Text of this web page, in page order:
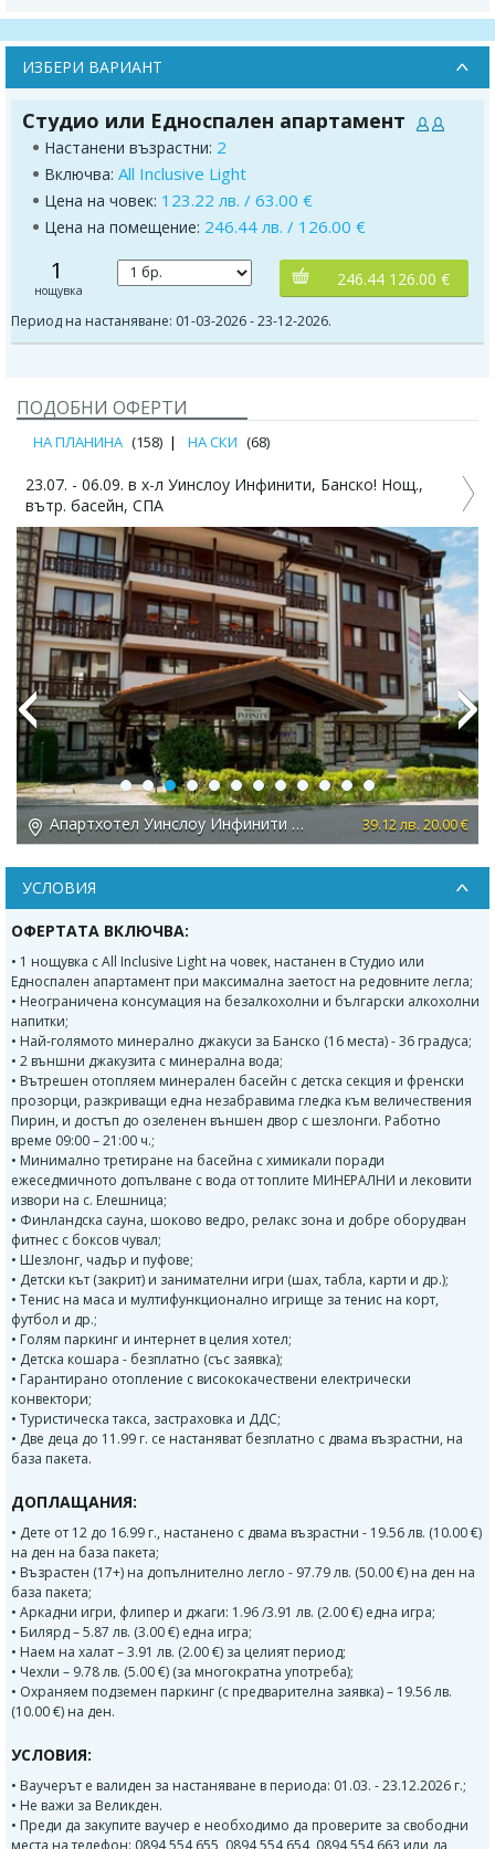
ИЗБЕРИ ВАРИАНТ
Студио или Едноспален апартамент
Настанени възрастни: 2
Включва: All Inclusive Light
Цена на човек: 123.22 лв. / 63.00 €
Цена на помещение: 246.44 лв. / 126.00 €
1
нощувка
246.44 126.00 €
Период на настаняване: 01-03-2026 - 23-12-2026.
ПОДОБНИ ОФЕРТИ
НА ПЛАНИНА (158) НА СКИ (68)
Нощ.,
39.12 лв. 20.00 €
02.08–31.08 в Премиер Лъкшъри Маунтин
Банско: закуска, вечеря, басейни с бар, СПА
Премиер Лъкшъри Маунтин Ризорт 5*, Банско
Previous Next
УСЛОВИЯ
ОФЕРТАТА ВКЛЮЧВА:
• 1 нощувка с All Inclusive Light на човек, настанен в Студио или
Едноспален апартамент при максимална заетост на редовните легла;
• Неограничена консумация на безалкохолни и български алкохолни
напитки;
• Най-голямото минерално джакуси за Банско (16 места) - 36 градуса;
• 2 външни джакузита с минерална вода;
• Вътрешен отопляем минерален басейн с детска секция и френски
прозорци, разкриващи една незабравима гледка към величествения
Пирин, и достъп до озеленен външен двор с шезлонги. Работно
време 09:00 – 21:00 ч.;
• Минимално третиране на басейна с химикали поради
ежеседмичното допълване с вода от топлите МИНЕРАЛНИ и лековити
извори на с. Елешница;
• Финландска сауна, шоково ведро, релакс зона и добре оборудван
фитнес с боксов чувал;
• Шезлонг, чадър и пуфове;
• Детски кът (закрит) и занимателни игри (шах, табла, карти и др.);
• Тенис на маса и мултифункционално игрище за тенис на корт,
футбол и др.;
• Голям паркинг и интернет в целия хотел;
• Детска кошара - безплатно (със заявка);
• Гарантирано отопление с висококачествени електрически
конвектори;
• Туристическа такса, застраховка и ДДС;
• Две деца до 11.99 г. се настаняват безплатно с двама възрастни, на
база пакета.
ДОПЛАЩАНИЯ:
• Дете от 12 до 16.99 г., настанено с двама възрастни - 19.56 лв. (10.00 €)
на ден на база пакета;
• Възрастен (17+) на допълнително легло - 97.79 лв. (50.00 €) на ден на
база пакета;
• Аркадни игри, флипер и джаги: 1.96 /3.91 лв. (2.00 €) една игра;
• Билярд – 5.87 лв. (3.00 €) една игра;
• Наем на халат – 3.91 лв. (2.00 €) за целият период;
• Чехли – 9.78 лв. (5.00 €) (за многократна употреба);
• Охраняем подземен паркинг (с предварителна заявка) – 19.56 лв.
(10.00 €) на ден.
УСЛОВИЯ:
• Ваучерът е валиден за настаняване в периода: 01.03. - 23.12.2026 г.;
• Не важи за Великден.
• Преди да закупите ваучер е необходимо да проверите за свободни
места на телефон: 0894 554 655, 0894 554 654, 0894 554 663 или да